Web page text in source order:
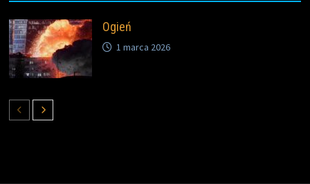
Ogień
1 marca 2026